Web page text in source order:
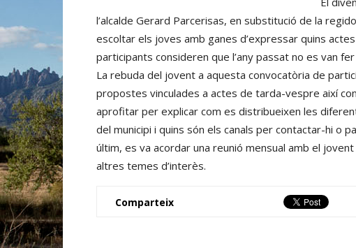
l’alcalde Gerard Parcerisas, en substitució de la
escoltar els joves amb ganes d’expressar quins
participants consideren que l’any passat no es van
La rebuda del jovent a aquesta convocatòria de
propostes vinculades a actes de tarda-vespre així
aprofitar per explicar com es distribueixen les
del municipi i quins són els canals per contactar-hi o
últim, es va acordar una reunió mensual amb el
altres temes d’interès.
Comparteix